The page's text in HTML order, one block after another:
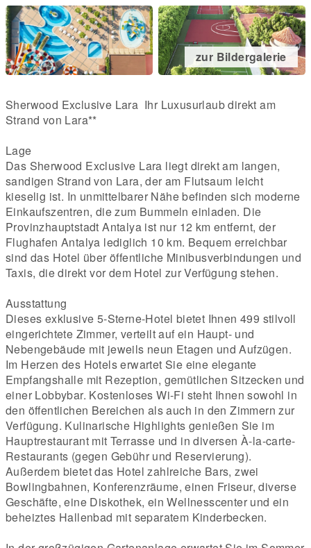
zur Bildergalerie
Sherwood Exclusive Lara Ihr Luxusurlaub direkt am
Strand von Lara**
Lage
Das Sherwood Exclusive Lara liegt direkt am langen,
sandigen Strand von Lara, der am Flutsaum leicht
kieselig ist. In unmittelbarer Nähe befinden sich moderne
Einkaufszentren, die zum Bummeln einladen. Die
Provinzhauptstadt Antalya ist nur 12 km entfernt, der
Flughafen Antalya lediglich 10 km. Bequem erreichbar
sind das Hotel über öffentliche Minibusverbindungen und
Taxis, die direkt vor dem Hotel zur Verfügung stehen.
Ausstattung
Dieses exklusive 5-Sterne-Hotel bietet Ihnen 499 stilvoll
eingerichtete Zimmer, verteilt auf ein Haupt- und
Nebengebäude mit jeweils neun Etagen und Aufzügen.
Im Herzen des Hotels erwartet Sie eine elegante
Empfangshalle mit Rezeption, gemütlichen Sitzecken und
einer Lobbybar. Kostenloses Wi-Fi steht Ihnen sowohl in
den öffentlichen Bereichen als auch in den Zimmern zur
Verfügung. Kulinarische Highlights genießen Sie im
Hauptrestaurant mit Terrasse und in diversen À-la-carte-
Restaurants (gegen Gebühr und Reservierung).
Außerdem bietet das Hotel zahlreiche Bars, zwei
Bowlingbahnen, Konferenzräume, einen Friseur, diverse
Geschäfte, eine Diskothek, ein Wellnesscenter und ein
beheiztes Hallenbad mit separatem Kinderbecken.